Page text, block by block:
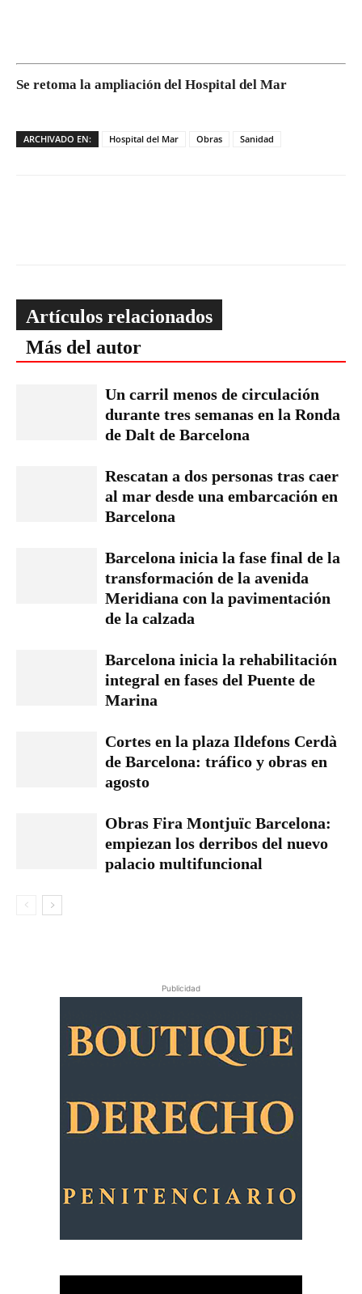
Se retoma la ampliación del Hospital del Mar
ARCHIVADO EN: Hospital del Mar Obras Sanidad
Artículos relacionados
Más del autor
Un carril menos de circulación
durante tres semanas en la Ronda
de Dalt de Barcelona
Rescatan a dos personas tras caer
al mar desde una embarcación en
Barcelona
Barcelona inicia la fase final de la
transformación de la avenida
Meridiana con la pavimentación
de la calzada
Barcelona inicia la rehabilitación
integral en fases del Puente de
Marina
Cortes en la plaza Ildefons Cerdà
de Barcelona: tráfico y obras en
agosto
Obras Fira Montjuïc Barcelona:
empiezan los derribos del nuevo
palacio multifuncional
Publicidad